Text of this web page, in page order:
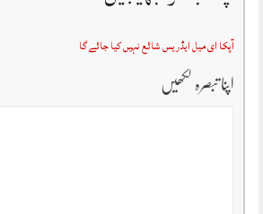
آپکا ای میل ایڈریس شائع نہیں کیا جائے گا
اپنا تبصرہ لکھیں